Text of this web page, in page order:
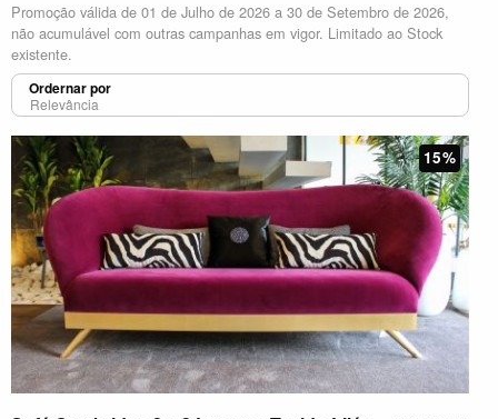
Promoção válida de 01 de Julho de 2026 a 30 de Setembro de 2026,
não acumulável com outras campanhas em vigor. Limitado ao Stock
existente.
Ordernar por
15%